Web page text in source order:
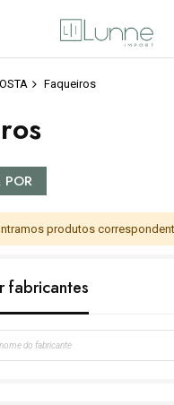
Faqueiros
produtos
POR
fabricantes